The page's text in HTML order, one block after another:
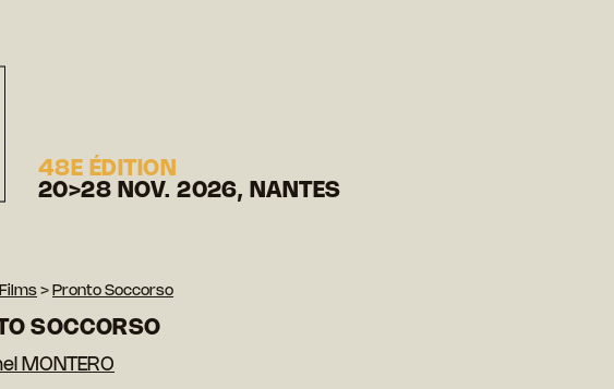
48E ÉDITION
20>28 NOV. 2026, NANTES
Films > Pronto Soccorso
SOCCORSO
MONTERO